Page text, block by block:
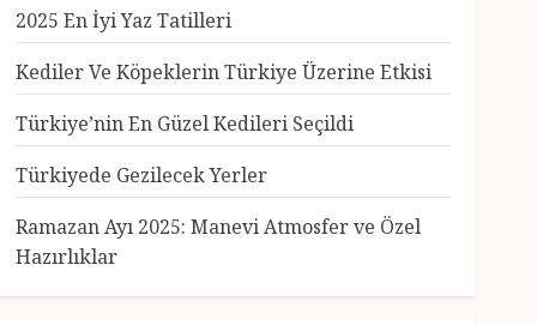
2025 En İyi Yaz Tatilleri
Kediler Ve Köpeklerin Türkiye Üzerine Etkisi
Türkiye’nin En Güzel Kedileri Seçildi
Türkiyede Gezilecek Yerler
Ramazan Ayı 2025: Manevi Atmosfer ve Özel
Hazırlıklar
3
Genel
Türkiye’nin En Güzel
Kedileri Seçildi